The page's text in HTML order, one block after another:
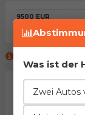
9500 EUR
Allgemeine
Na, man kann
Was ist der
Zwei Autos